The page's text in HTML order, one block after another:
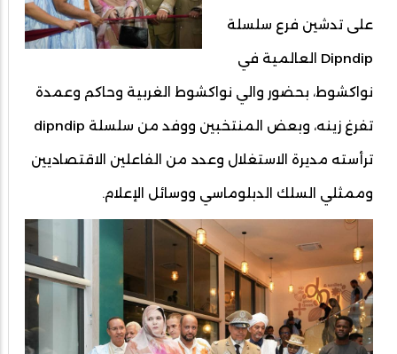
على تدشين فرع سلسلة
Dipndip العالمية في
نواكشوط، بحضور والي نواكشوط الغربية وحاكم وعمدة
تفرغ زينه، وبعض المنتخبين ووفد من سلسلة dipndip
ترأسته مديرة الاستغلال وعدد من الفاعلين الاقتصاديين
وممثلي السلك الدبلوماسي ووسائل الإعلام.